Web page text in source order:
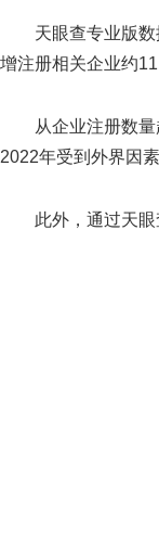
天眼查专业版
增注册相关企业约
从企业注册数
2022年受到外界因
此外，通过天